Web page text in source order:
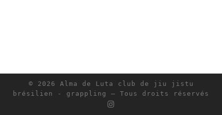
© 2026 Alma de Luta club de jiu jistu
brésilien - grappling
– Tous droits réservés